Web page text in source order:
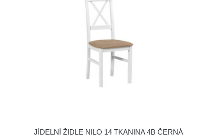
JÍDELNÍ ŽIDLE NILO 14 TKANINA 4B ČERNÁ